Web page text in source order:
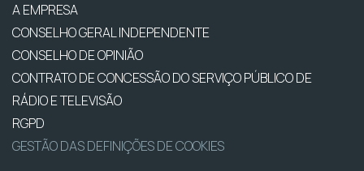
A EMPRESA
CONSELHO GERAL INDEPENDENTE
CONSELHO DE OPINIÃO
CONTRATO DE CONCESSÃO DO SERVIÇO PÚBLICO DE
RÁDIO E TELEVISÃO
RGPD
GESTÃO DAS DEFINIÇÕES DE COOKIES